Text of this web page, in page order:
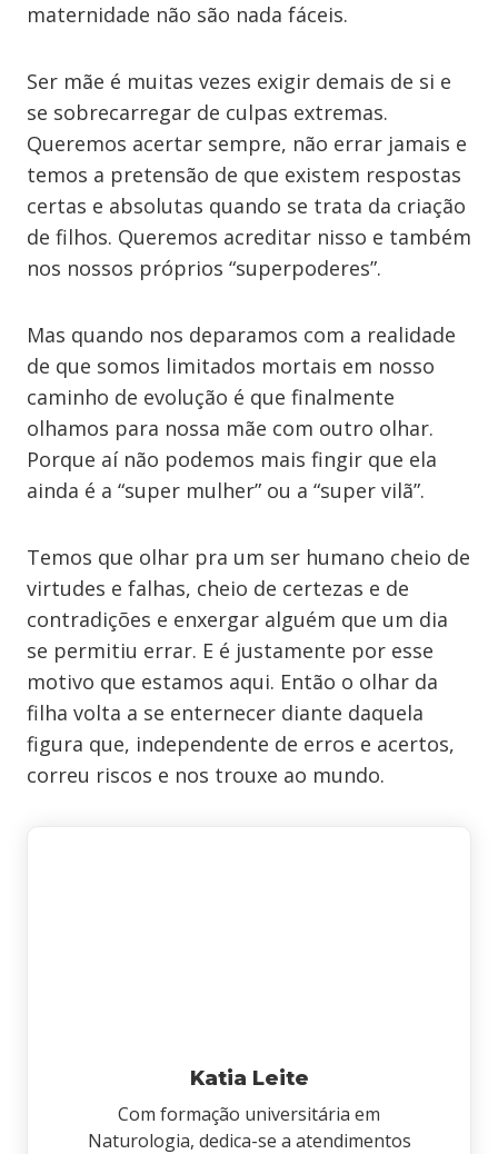
maternidade não são nada fáceis.
Ser mãe é muitas vezes exigir demais de si e
se sobrecarregar de culpas extremas.
Queremos acertar sempre, não errar jamais e
temos a pretensão de que existem respostas
certas e absolutas quando se trata da criação
de filhos. Queremos acreditar nisso e também
nos nossos próprios “superpoderes”.
Mas quando nos deparamos com a realidade
de que somos limitados mortais em nosso
caminho de evolução é que finalmente
olhamos para nossa mãe com outro olhar.
Porque aí não podemos mais fingir que ela
ainda é a “super mulher” ou a “super vilã”.
Temos que olhar pra um ser humano cheio de
virtudes e falhas, cheio de certezas e de
contradições e enxergar alguém que um dia
se permitiu errar. E é justamente por esse
motivo que estamos aqui. Então o olhar da
filha volta a se enternecer diante daquela
figura que, independente de erros e acertos,
correu riscos e nos trouxe ao mundo.
Katia Leite
Com formação universitária em
Naturologia, dedica-se a atendimentos